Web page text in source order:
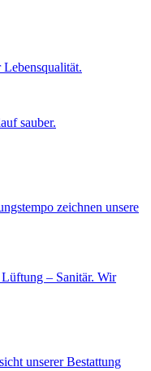
sauber.
zeichnen unsere
– Sanitär. Wir
unserer Bestattung